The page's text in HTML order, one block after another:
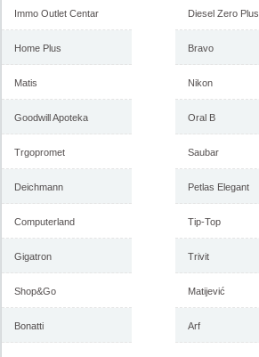
Immo Outlet Centar
Home Plus
Matis
Goodwill Apoteka
Trgopromet
Deichmann
Computerland
Gigatron
Shop&Go
Bonatti
Diesel Zero Plus
Bravo
Nikon
Oral B
Saubar
Petlas Elegant
Tip-Top
Trivit
Matijević
Arf